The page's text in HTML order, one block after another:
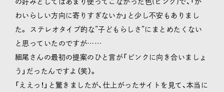
わいらしい方向に寄りすぎないか」と少し不安もありまし
た。 ステレオタイプ的な”子どもらしさ”にまとめたくない
と思っていたのですが……
細尾さんの最初の提案のひと言が「ピンクに向き合いましょ
う」だったんですよ（笑）。
「ええっ！」と驚きましたが、仕上がったサイトを見て、本当に